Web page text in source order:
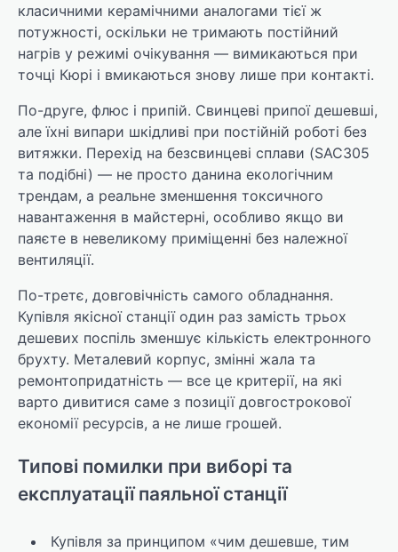
класичними керамічними аналогами тієї ж
потужності, оскільки не тримають постійний
нагрів у режимі очікування — вимикаються при
точці Кюрі і вмикаються знову лише при контакті.
По-друге, флюс і припій. Свинцеві припої дешевші,
але їхні випари шкідливі при постійній роботі без
витяжки. Перехід на безсвинцеві сплави (SAC305
та подібні) — не просто данина екологічним
трендам, а реальне зменшення токсичного
навантаження в майстерні, особливо якщо ви
паяєте в невеликому приміщенні без належної
вентиляції.
По-третє, довговічність самого обладнання.
Купівля якісної станції один раз замість трьох
дешевих поспіль зменшує кількість електронного
брухту. Металевий корпус, змінні жала та
ремонтопридатність — все це критерії, на які
варто дивитися саме з позиції довгострокової
економії ресурсів, а не лише грошей.
Типові помилки при виборі та
експлуатації паяльної станції
Купівля за принципом «чим дешевше, тим